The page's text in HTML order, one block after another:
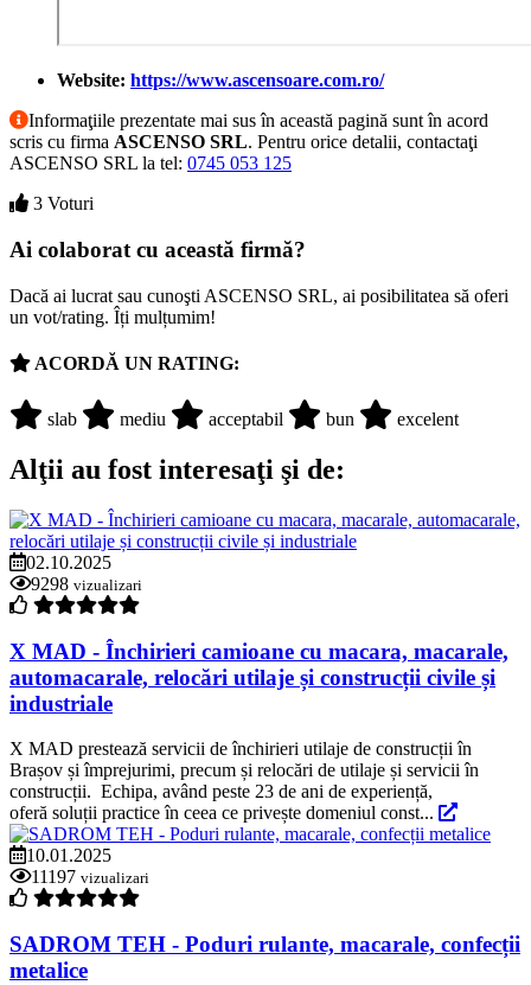
Website: https://www.ascensoare.com.ro/
Informaţiile prezentate mai sus în această pagină sunt în acord
scris cu firma ASCENSO SRL. Pentru orice detalii, contactaţi
ASCENSO SRL la tel: 0745 053 125
3 Voturi
Ai colaborat cu această firmă?
Dacă ai lucrat sau cunoşti ASCENSO SRL, ai posibilitatea să oferi
un vot/rating. Îți mulțumim!
ACORDĂ UN RATING:
slab mediu acceptabil bun excelent
Alţii au fost interesaţi şi de:
02.10.2025
9298 vizualizari
X MAD - Închirieri camioane cu macara, macarale,
automacarale, relocări utilaje și construcții civile și
industriale
X MAD prestează servicii de închirieri utilaje de construcții în
Brașov și împrejurimi, precum și relocări de utilaje și servicii în
construcții. Echipa, având peste 23 de ani de experiență,
oferă soluții practice în ceea ce privește domeniul const...
10.01.2025
11197 vizualizari
SADROM TEH - Poduri rulante, macarale, confecții
metalice